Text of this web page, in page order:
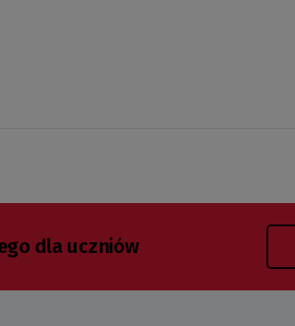
dla uczniów